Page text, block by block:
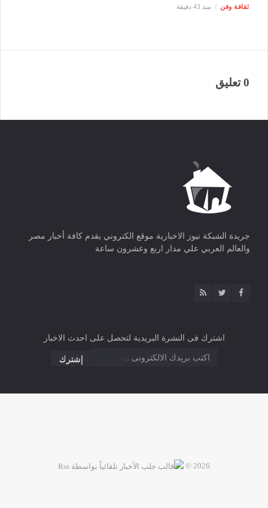
ثقافة وفن منذ 43 دقيقة
0 تعليق
جريدة الشبكة نيوز الاخبارية موقع الكتروني يقدم كافة أخبار مصر
والعالم العربي علي مدار اربع وعشرون ساعة
اشترك فى النشرة البريدية لتحصل على احدث الاخبار
2026 ©